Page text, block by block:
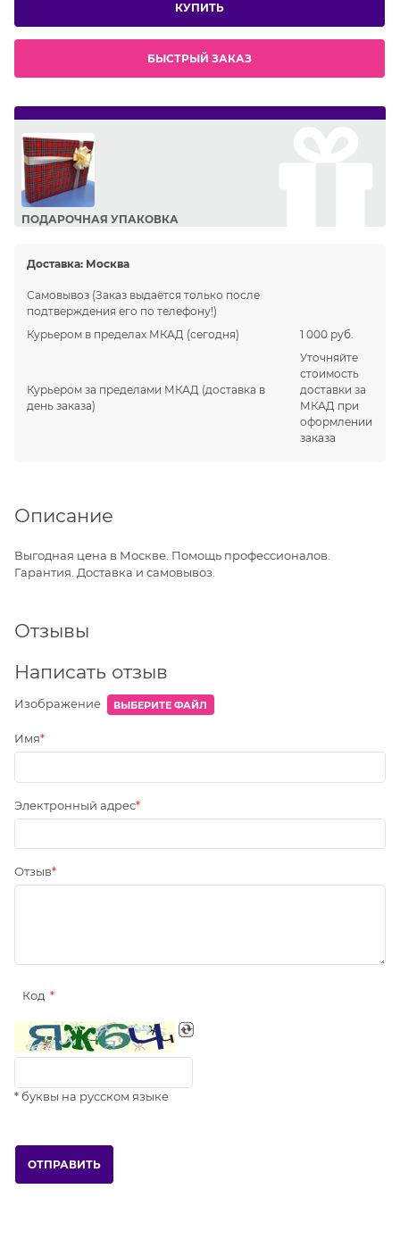
КУПИТЬ
БЫСТРЫЙ ЗАКАЗ
ПОДАРОЧНАЯ УПАКОВКА
Доставка: Москва
Самовывоз (Заказ выдаётся только после
подтверждения его по телефону!)
Курьером в пределах МКАД (сегодня) 1 000 руб.
Курьером за пределами МКАД (доставка в
день заказа)
Уточняйте
стоимость
доставки за
МКАД при
оформлении
заказа
Описание
Выгодная цена в Москве. Помощь профессионалов.
Гарантия. Доставка и самовывоз.
Отзывы
Написать отзыв
Изображение ВЫБЕРИТЕ ФАЙЛ
Имя
Электронный адрес
Отзыв
Код
* буквы на русском языке